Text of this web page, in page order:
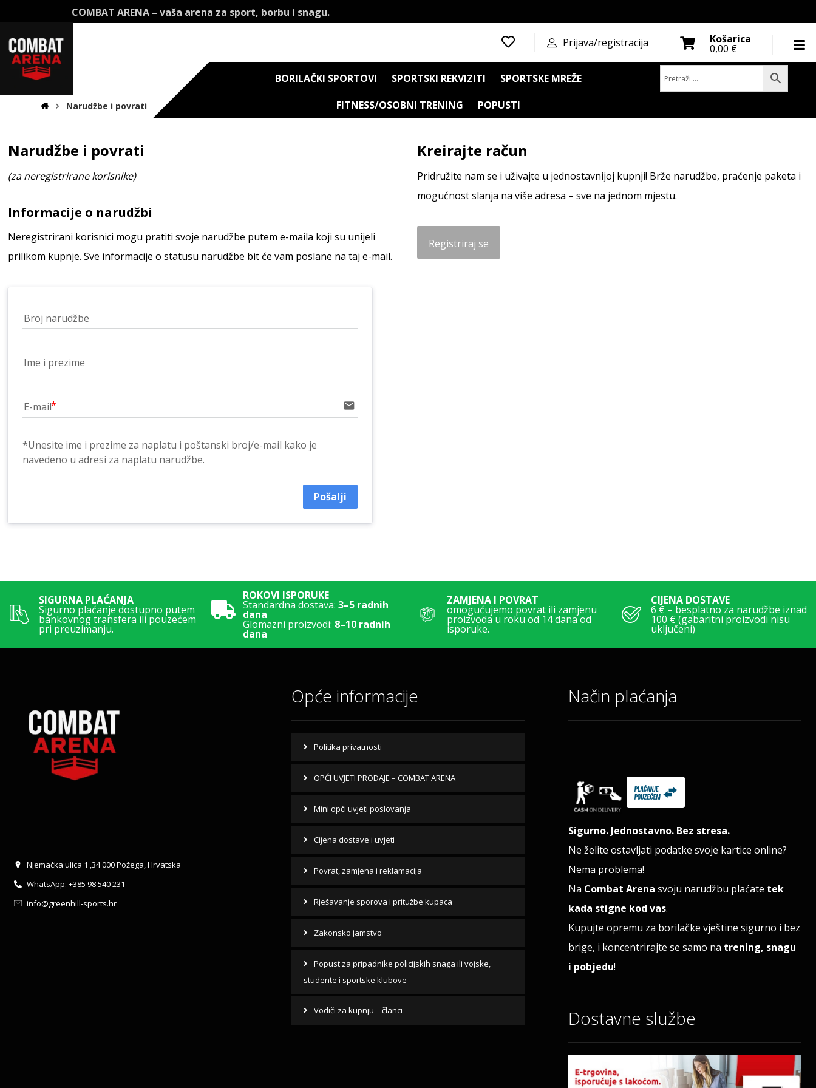
COMBAT ARENA – vaša arena za sport, borbu i snagu.
Košarica
0,00 €
Prijava/registracija
BORILAČKI SPORTOVI SPORTSKI REKVIZITI
SPORTSKE MREŽE
FITNESS/OSOBNI TRENING
POPUSTI
Narudžbe i povrati
Narudžbe i povrati
(za neregistrirane korisnike)
Informacije o narudžbi
Neregistrirani korisnici mogu pratiti svoje narudžbe putem e-maila koji su unijeli
prilikom kupnje. Sve informacije o statusu narudžbe bit će vam poslane na taj e-mail.
Broj narudžbe
Ime i prezime
E-mail email
*Unesite ime i prezime za naplatu i poštanski broj/e-mail kako je
navedeno u adresi za naplatu narudžbe.
Pošalji
Kreirajte račun
Pridružite nam se i uživajte u jednostavnijoj kupnji! Brže narudžbe, praćenje paketa i
mogućnost slanja na više adresa – sve na jednom mjestu.
Registriraj se
SIGURNA PLAĆANJA
Sigurno plaćanje dostupno putem
bankovnog transfera ili pouzećem
pri preuzimanju.
ROKOVI ISPORUKE
Standardna dostava: 3–5 radnih
dana
Glomazni proizvodi: 8–10 radnih
dana
ZAMJENA I POVRAT
omogućujemo povrat ili zamjenu
proizvoda u roku od 14 dana od
isporuke.
CIJENA DOSTAVE
6 € – besplatno za narudžbe iznad
100 € (gabaritni proizvodi nisu
uključeni)
Njemačka ulica 1 ,34 000 Požega, Hrvatska
WhatsApp: +385 98 540 231
info@greenhill-sports.hr
Opće informacije
Politika privatnosti
OPĆI UVJETI PRODAJE – COMBAT ARENA
Mini opći uvjeti poslovanja
Cijena dostave i uvjeti
Povrat, zamjena i reklamacija
Rješavanje sporova i pritužbe kupaca
Zakonsko jamstvo
Popust za pripadnike policijskih snaga ili vojske,
studente i sportske klubove
Vodiči za kupnju – članci
Način plaćanja
Sigurno. Jednostavno. Bez stresa.
Ne želite ostavljati podatke svoje kartice online?
Nema problema!
Na Combat Arena svoju narudžbu plaćate tek
kada stigne kod vas.
Kupujte opremu za borilačke vještine sigurno i bez
brige, i koncentrirajte se samo na trening, snagu
i pobjedu!
Dostavne službe